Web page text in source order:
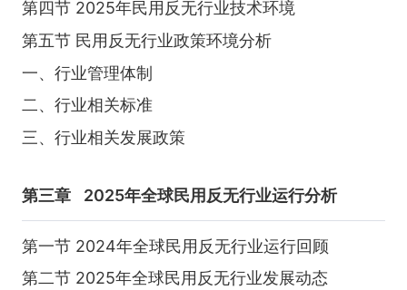
第四节 2025年民用反无行业技术环境
第五节 民用反无行业政策环境分析
一、行业管理体制
二、行业相关标准
三、行业相关发展政策
第三章 2025年全球民用反无行业运行分析
第一节 2024年全球民用反无行业运行回顾
第二节 2025年全球民用反无行业发展动态